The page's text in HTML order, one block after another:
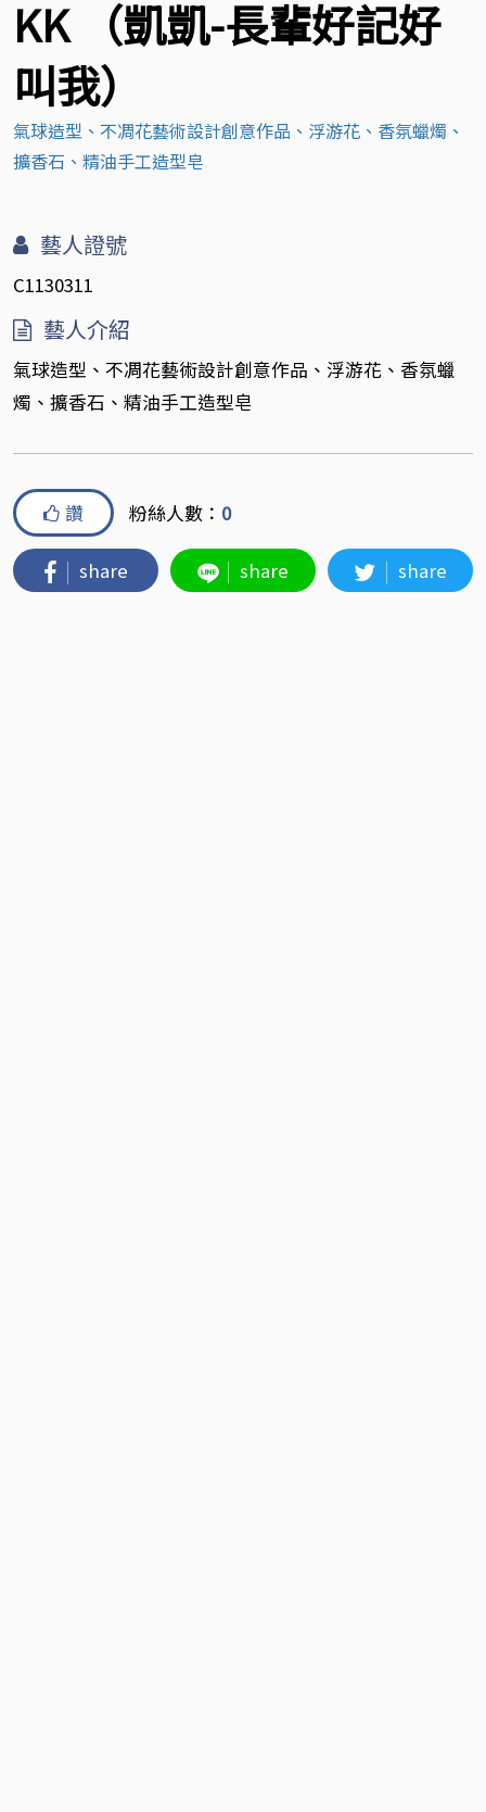
KK （凱凱-長輩好記好
叫我）
氣球造型、不凋花藝術設計創意作品、浮游花、香氛蠟燭、
擴香石、精油手工造型皂
藝人證號
C1130311
藝人介紹
氣球造型、不凋花藝術設計創意作品、浮游花、香氛蠟
燭、擴香石、精油手工造型皂
讚 粉絲人數： 0
share share share